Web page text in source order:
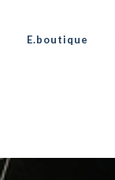
E.boutique